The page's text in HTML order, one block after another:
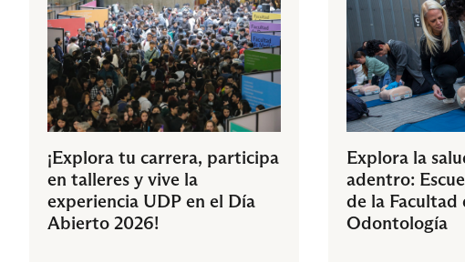
¡Explora tu carrera, participa
en talleres y vive la
experiencia UDP en el Día
Abierto 2026!
Explora la
adentro:
de la Facultad
Odontología